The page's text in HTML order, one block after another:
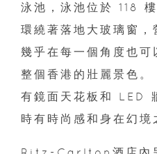
泳池，泳池位於 118
環繞著落地大玻璃窗，
幾乎在每一個角度也可
整個香港的壯麗景色
有鏡面天花板和 LED
時有時尚感和身在幻境